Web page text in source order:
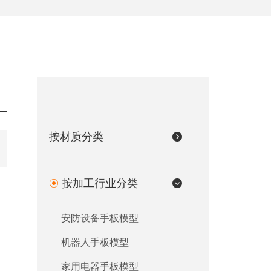
按材质分类
按加工行业分类
安防设备手板模型
机器人手板模型
家用电器手板模型